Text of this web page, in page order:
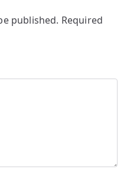
published. Required